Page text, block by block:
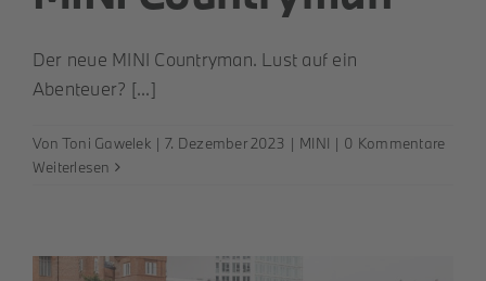
Der neue MINI Countryman. Lust auf ein
Abenteuer? [...]
Von Toni Gawelek | 7. Dezember 2023 | MINI | 0 Kommentare
Weiterlesen